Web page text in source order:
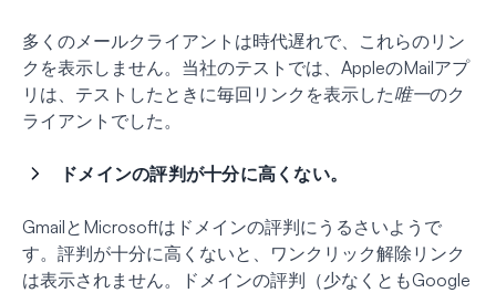
多くのメールクライアントは時代遅れで、これらのリン
クを表示しません。当社のテストでは、AppleのMailアプ
リは、テストしたときに毎回リンクを表示した唯一のク
ライアントでした。
ドメインの評判が十分に高くない。
GmailとMicrosoftはドメインの評判にうるさいようで
す。評判が十分に高くないと、ワンクリック解除リンク
は表示されません。ドメインの評判（少なくともGoogle